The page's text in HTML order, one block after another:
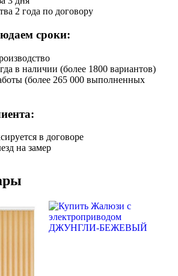
2 года по договору
сроки:
в наличии (более 1800 вариантов)
(более 265 000 выполненных
в договоре
на замер